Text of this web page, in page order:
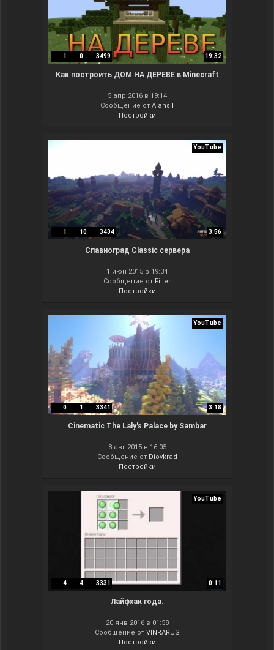
1 0 3499 19:32
Как построить ДОМ НА ДЕРЕВЕ в Minecraft
5 апр 2016 в 19:14
Сообщение от Alansil
Постройки
YouTube
1 10 3434 3:56
Спавноград Classic сервера
1 июн 2015 в 19:34
Сообщение от Filter
Постройки
YouTube
0 1 3341 3:18
Cinematic The Laly's Palace by Sambar
8 авг 2015 в 16:05
Сообщение от Diovkrad
Постройки
YouTube
4 4 3331 0:11
Лайфхак года.
20 янв 2016 в 01:58
Сообщение от VINRARUS
Постройки